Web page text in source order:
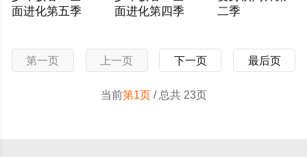
面进化第五季
面进化第四季
二季
第一页 上一页 下一页 最后页
当前第1页/ 总共 23页